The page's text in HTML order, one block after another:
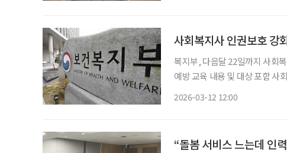
사회복지사 인권보호
복지부, 다음달 22일까지 사회복지사 처우
예방 교육 내용 및 대상 포함 사회복지사 인권 보호를 강화하기 위한 제도적 장치가 마련된다.
2026-03-12 12:00
“돌봄 서비스 느는데 인